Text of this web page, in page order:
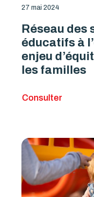
27 mai 2024
Réseau des
éducatifs à
enjeu
les familles
Consulter